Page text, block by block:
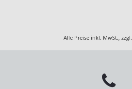
Alle Preise inkl. MwSt., zzgl.